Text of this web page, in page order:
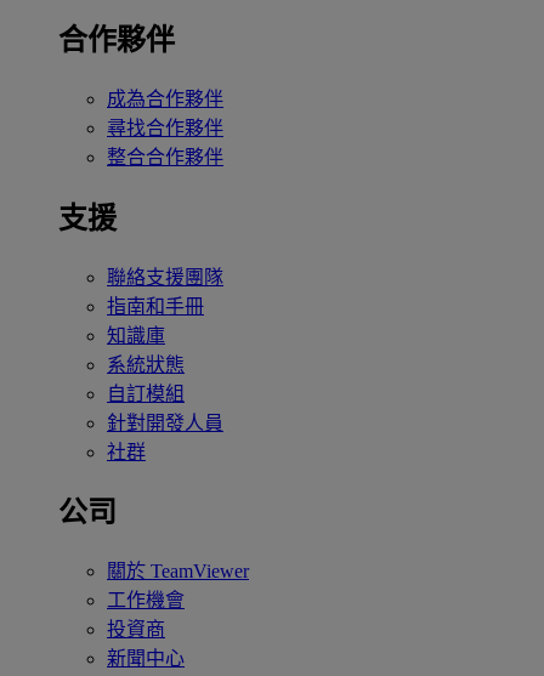
合作夥伴
成為合作夥伴
尋找合作夥伴
整合合作夥伴
支援
聯絡支援團隊
指南和手冊
知識庫
系統狀態
自訂模組
針對開發人員
社群
公司
關於 TeamViewer
工作機會
投資商
新聞中心